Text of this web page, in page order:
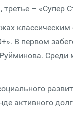
– «Супер
В первом
Среди
активного